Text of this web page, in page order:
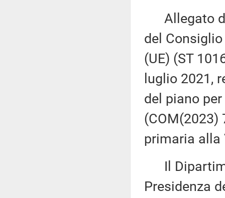
Allegato
del
(UE) (ST
luglio 2021,
del piano
(COM(2023)
primaria alla
Il
Presidenza